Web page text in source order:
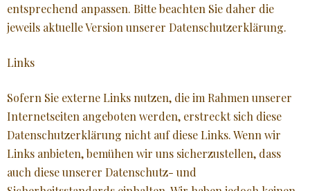
entsprechend anpassen. Bitte beachten Sie daher die
jeweils aktuelle Version unserer Datenschutzerklärung.
Links
Sofern Sie externe Links nutzen, die im Rahmen unserer
Internetseiten angeboten werden, erstreckt sich diese
Datenschutzerklärung nicht auf diese Links. Wenn wir
Links anbieten, bemühen wir uns sicherzustellen, dass
auch diese unserer Datenschutz- und